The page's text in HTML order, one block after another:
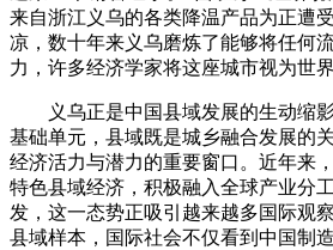
来自浙江义乌的各类降温产品为正遭
凉，数十年来义乌磨炼了能够将任何
力，许多经济学家将这座城市视为世
义乌正是中国县域发展的生动缩影
基础单元，县域既是城乡融合发展的
经济活力与潜力的重要窗口。近年来
特色县域经济，积极融入全球产业分
发，这一态势正吸引越来越多国际观
县域样本，国际社会不仅看到中国制